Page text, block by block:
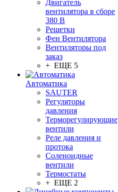
Двигатель
вентилятора в сборе
380 В
Решетки
Фен Вентилятора
Вентиляторы под
заказ
+ ЕЩЕ 5
Автоматика
SAUTER
Регуляторы
давления
Терморегулирующие
вентили
Реле давления и
протока
Соленоидные
вентили
Термостаты
+ ЕЩЕ 2